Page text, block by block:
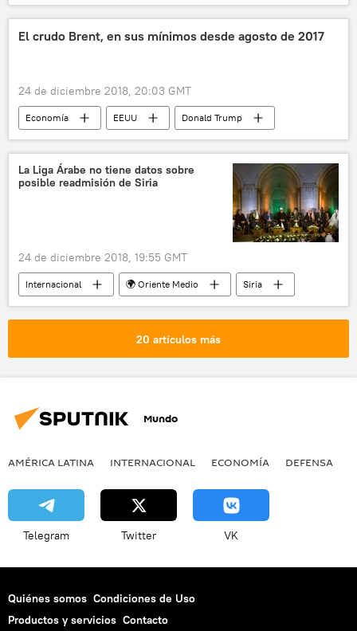
🎭 Arte y cultura
Internacional
Cuba
Navidad
Nochebuena
El crudo Brent, en sus mínimos desde agosto de 2017
24 de diciembre 2018, 20:03 GMT
Economía EEUU
Donald Trump
crudo
petróleo noticias
La Liga Árabe no tiene datos sobre
posible readmisión de Siria
24 de diciembre 2018, 19:55 GMT
Internacional 🌍 Oriente Medio
Siria
Liga Árabe
suspensión
miembros
20 artículos más
Mundo
AMÉRICA LATINA INTERNACIONAL ECONOMÍA DEFENSA
Telegram Twitter VK
Quiénes somos Condiciones de Uso
Productos y servicios Contacto